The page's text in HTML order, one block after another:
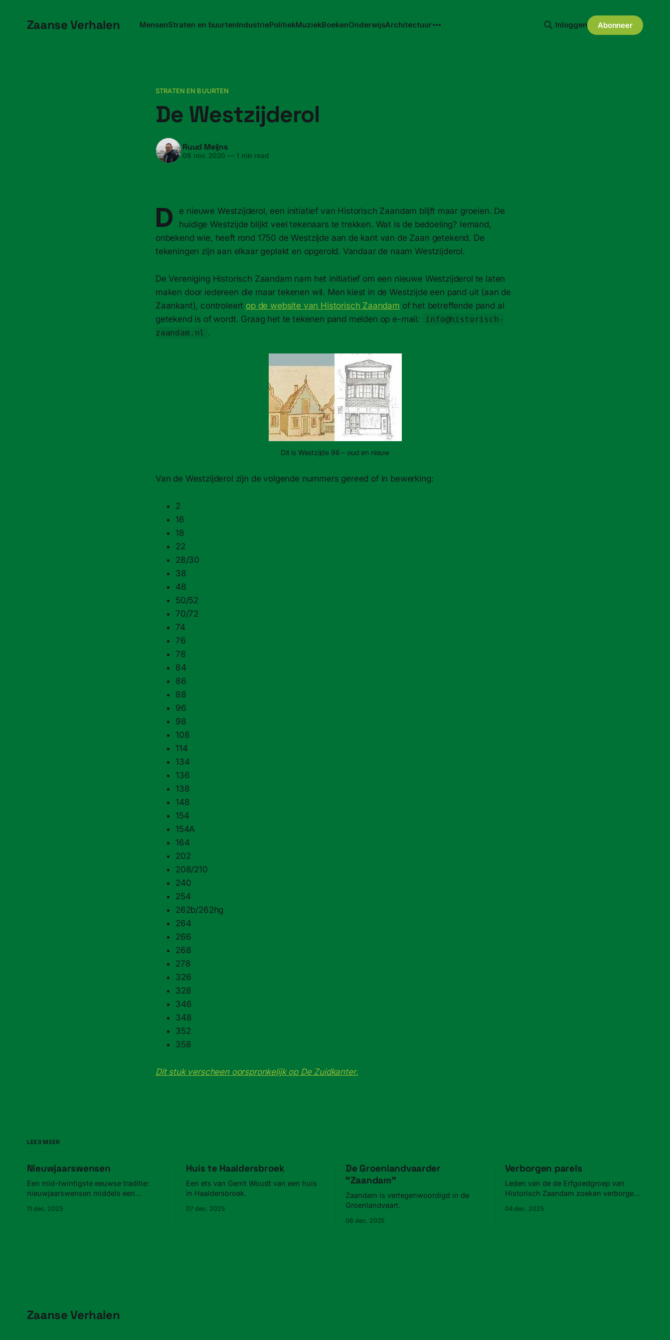
Zaanse Verhalen MensenStraten en buurtenIndustriePolitiekMuziekBoekenOnderwijsArchitectuur Inloggen Abonneer
STRATEN EN BUURTEN
De Westzijderol
Ruud Meijns
08 nov. 2020 —1 min read
D
e nieuwe Westzijderol, een initiatief van Historisch Zaandam blijft maar groeien. De
huidige Westzijde blijkt veel tekenaars te trekken. Wat is de bedoeling? Iemand,
onbekend wie, heeft rond 1750 de Westzijde aan de kant van de Zaan getekend. De
tekeningen zijn aan elkaar geplakt en opgerold. Vandaar de naam Westzijderol.
De Vereniging Historisch Zaandam nam het initiatief om een nieuwe Westzijderol te laten
maken door iedereen die maar tekenen wil. Men kiest in de Westzijde een pand uit (aan de
Zaankant), controleert op de website van Historisch Zaandam of het betreffende pand al
getekend is of wordt. Graag het te tekenen pand melden op e-​mail:
info@historisch-
zaandam.nl .
Dit is Westzijde 96 – oud en nieuw
Van de Westzijderol zijn de volgende nummers gereed of in bewerking:
2
16
18
22
28/​30
38
48
50/​52
70/​72
74
76
78
84
86
88
96
98
108
114
134
136
138
148
154
154A
164
202
208/​210
240
254
262b/​262hg
264
266
268
278
326
328
346
348
352
358
Dit stuk verscheen oorspronkelijk op De Zuidkanter.
LEES MEER
Nieuwjaarswensen
Een mid-twintigste eeuwse traditie:
nieuwjaarswensen middels een
11 dec. 2025
Huis te Haaldersbroek
Een ets van Gerrit Woudt van een huis
in Haaldersbroek.
07 dec. 2025
De Groenlandvaarder
“Zaandam”
Zaandam is vertegenwoordigd in de
Groenlandvaart.
06 dec. 2025
Verborgen parels
Leden van de de Erfgoedgroep van
Historisch Zaandam zoeken verborgen
04 dec. 2025
Zaanse Verhalen